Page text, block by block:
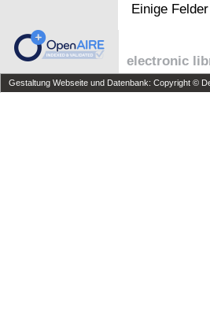
Einige
electronic
Gestaltung Webseite und Datenbank: Copyright ©